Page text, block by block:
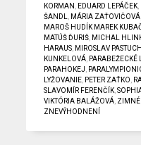
KORMAN
EDUARD LEPÁČEK
ŠANDL
MÁRIA ZAŤOVIČOVÁ
MAROŠ HUDÍK MAREK
MATÚŠ ĎURIŠ MICHAL
HARAUS MIROSLAV
KUNKELOVÁ PARABEŽECKÉ
PARAHOKEJ
LYŽOVANIE PETER ZAŤKO
SLAVOMÍR FERENČÍK ,
VIKTÓRIA BALÁŽOVÁ ZIMNÉ
ZNEVÝHODNENÍ